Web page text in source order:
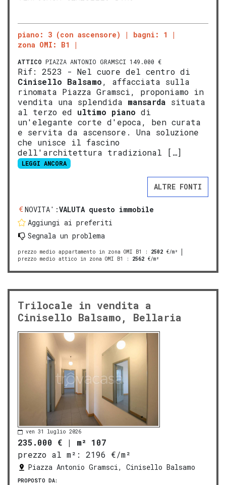
piano: 3 (con ascensore)
bagni: 1
zona OMI: B1
ATTICO PIAZZA ANTONIO GRAMSCI 149.000 €
Rif: 2523 - Nel cuore del centro di
Cinisello Balsamo, affacciata sulla
rinomata Piazza Gramsci, proponiamo in
vendita una splendida mansarda situata
al terzo ed ultimo piano di
un'elegante corte d'epoca, ben curata
e servita da ascensore. Una soluzione
che unisce il fascino
dell'architettura tradizional […]
LEGGI ANCORA
ALTRE FONTI
NOVITA':VALUTA questo immobile
Aggiungi ai preferiti
Segnala un problema
prezzo medio appartamento in zona OMI B1 : 2502 €/m²
prezzo medio attico in zona OMI B1
: 2562 €/m²
Trilocale in vendita a
Cinisello Balsamo, Bellaria
ven 31 luglio 2026
235.000 € | m² 107
prezzo al m²:
2196 €/m²
Piazza Antonio Gramsci, Cinisello Balsamo
PROPOSTO DA: